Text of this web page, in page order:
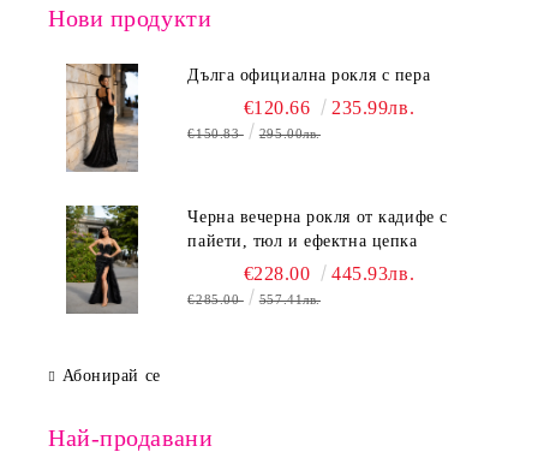
Нови продукти
Дълга официална рокля с пера
€120.66 235.99лв.
€150.83 295.00лв.
Черна вечерна рокля от кадифе с
пайети, тюл и ефектна цепка
€228.00 445.93лв.
€285.00 557.41лв.
Абонирай се
Най-продавани